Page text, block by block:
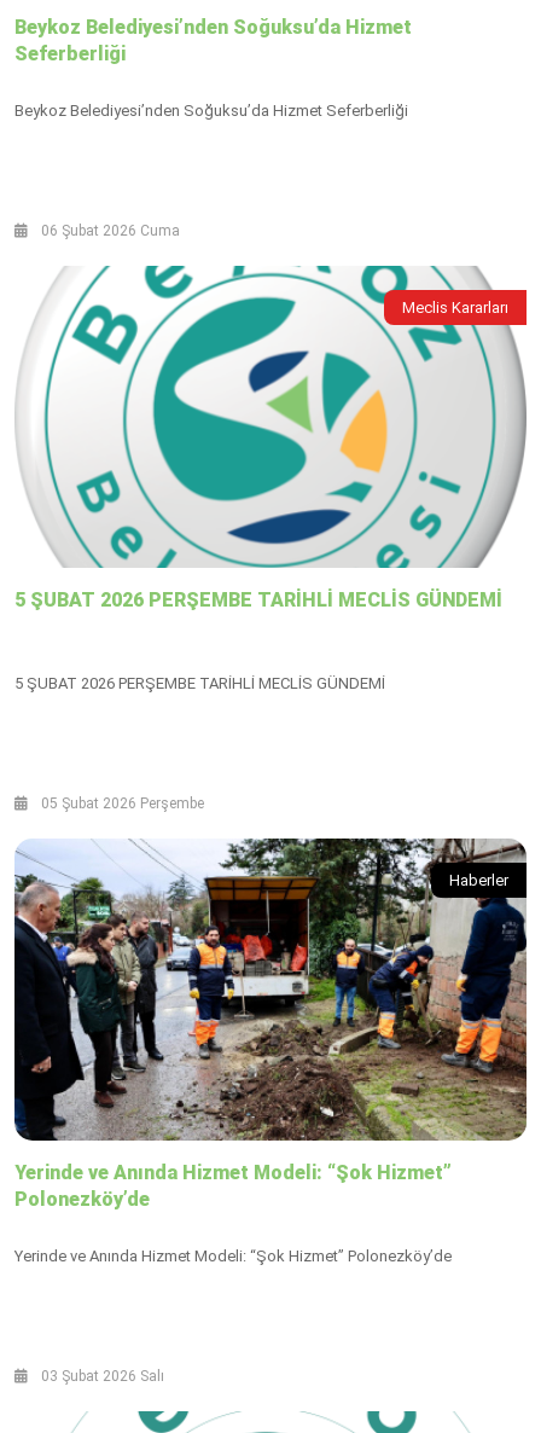
Beykoz Belediyesi’nden Soğuksu’da Hizmet
Seferberliği
Beykoz Belediyesi’nden Soğuksu’da Hizmet Seferberliği
06 Şubat 2026 Cuma
Meclis Kararları
5 ŞUBAT 2026 PERŞEMBE TARİHLİ MECLİS GÜNDEMİ
5 ŞUBAT 2026 PERŞEMBE TARİHLİ MECLİS GÜNDEMİ
05 Şubat 2026 Perşembe
Haberler
Yerinde ve Anında Hizmet Modeli: “Şok Hizmet”
Polonezköy’de
Yerinde ve Anında Hizmet Modeli: “Şok Hizmet” Polonezköy’de
03 Şubat 2026 Salı